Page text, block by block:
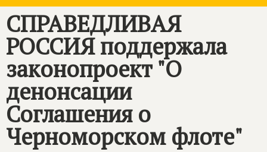
СПРАВЕДЛИВАЯ
РОССИЯподдержала
законопроект "О
денонсации
Соглашения о
Черноморском флоте"